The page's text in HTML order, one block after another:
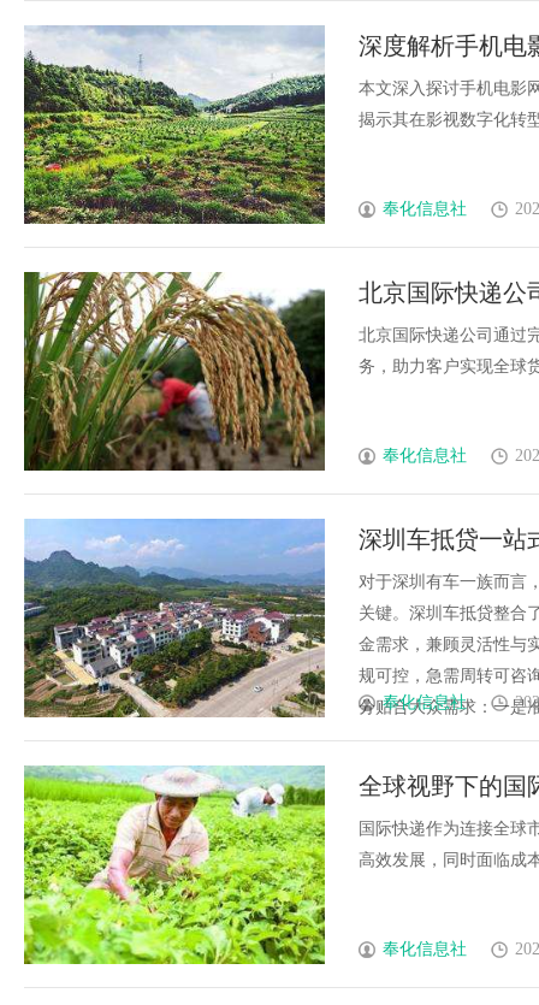
深度解析手机电
本文深入探讨手机电影
揭示其在影视数字化转
奉化信息社
北京国际快递公
北京国际快递公司通过
务，助力客户实现全球
奉化信息社
深圳车抵贷一站
对于深圳有车一族而言
关键。深圳车抵贷整合
金需求，兼顾灵活性与
规可控，急需周转可咨
分贴合大众需求：一是
奉化信息社
全球视野下的国
国际快递作为连接全球
高效发展，同时面临成
奉化信息社